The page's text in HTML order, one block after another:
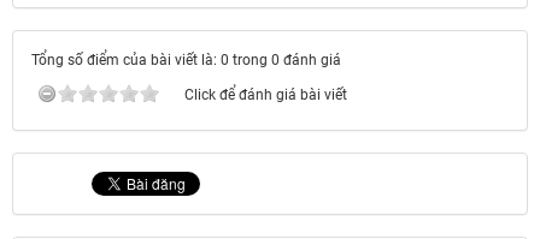
Tổng số điểm của bài viết là: 0 trong 0 đánh giá
Click để đánh giá bài viết